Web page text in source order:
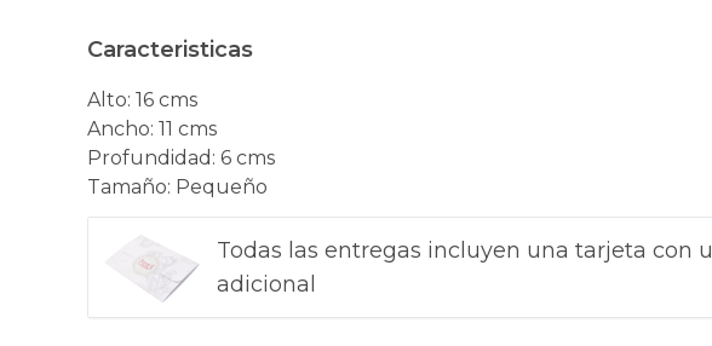
Caracteristicas
Alto: 16 cms
Ancho: 11 cms
Profundidad : 6 cms
Tamaño: Pequeño
Todas las entregas incluyen una tarjeta con
adicional